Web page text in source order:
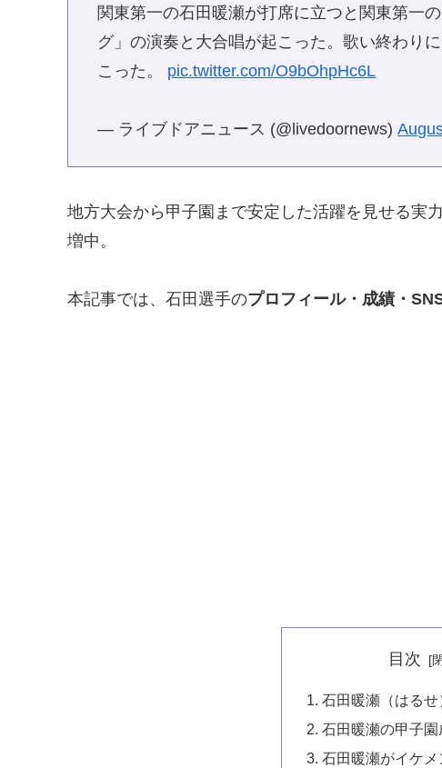
関東第一の石田暖瀬が打席に立つと関東第一
グ」の演奏と大合唱が起こった。歌い終わり
こった。 pic.twitter.com/O9bOhpHc6L
— ライブドアニュース (@livedoornews)
地方大会から甲子園まで安定した活躍を見せる実
増中。
本記事では、石田選手のプロフィール・成績・
目次
石田暖瀬（はる
石田暖瀬の甲子園
石田暖瀬がイケ